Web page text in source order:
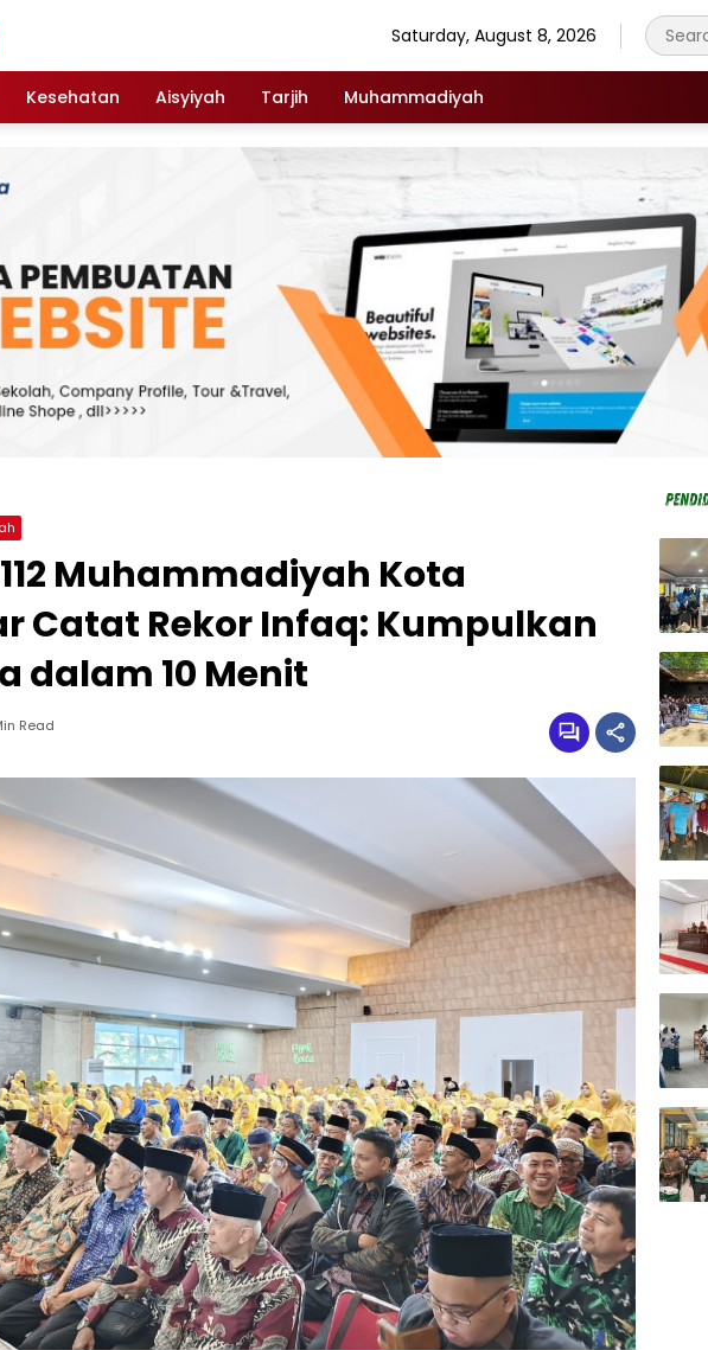
Saturday, August 8, 2026
Kesehatan Aisyiyah Tarjih Muhammadiyah
Muhammadiyah Kota
Catat Rekor Infaq: Kumpulkan
dalam 10 Menit
Read